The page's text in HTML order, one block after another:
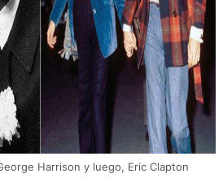
Harrison y luego, Eric Clapton